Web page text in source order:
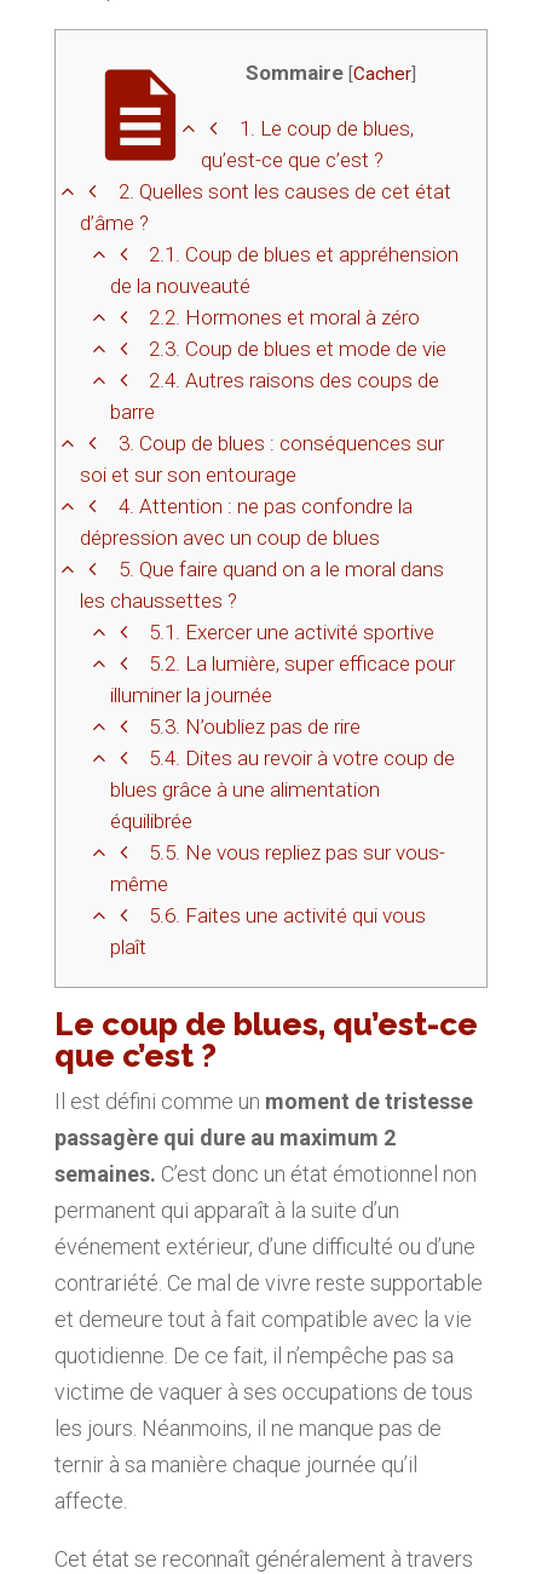
Sommaire [Cacher]
1. Le coup de blues,
qu’est-ce que c’est ?
2. Quelles sont les causes de cet état
d’âme ?
2.1. Coup de blues et appréhension
de la nouveauté
2.2. Hormones et moral à zéro
2.3. Coup de blues et mode de vie
2.4. Autres raisons des coups de
barre
3. Coup de blues : conséquences sur
soi et sur son entourage
4. Attention : ne pas confondre la
dépression avec un coup de blues
5. Que faire quand on a le moral dans
les chaussettes ?
5.1. Exercer une activité sportive
5.2. La lumière, super efficace pour
illuminer la journée
5.3. N’oubliez pas de rire
5.4. Dites au revoir à votre coup de
blues grâce à une alimentation
équilibrée
5.5. Ne vous repliez pas sur vous-
même
5.6. Faites une activité qui vous
plaît
Le coup de blues, qu’est-ce
que c’est ?
Il est défini comme un moment de tristesse
passagère qui dure au maximum 2
semaines. C’est donc un état émotionnel non
permanent qui apparaît à la suite d’un
événement extérieur, d’une difficulté ou d’une
contrariété. Ce mal de vivre reste supportable
et demeure tout à fait compatible avec la vie
quotidienne. De ce fait, il n’empêche pas sa
victime de vaquer à ses occupations de tous
les jours. Néanmoins, il ne manque pas de
ternir à sa manière chaque journée qu’il
affecte.
Cet état se reconnaît généralement à travers